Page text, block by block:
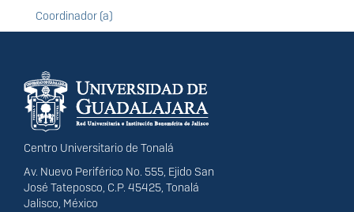
Coordinador (a)
Información del
portal
Centro Universitario de Tonalá
Av. Nuevo Periférico No. 555, Ejido San
José Tateposco, C.P. 45425, Tonalá
Jalisco, México